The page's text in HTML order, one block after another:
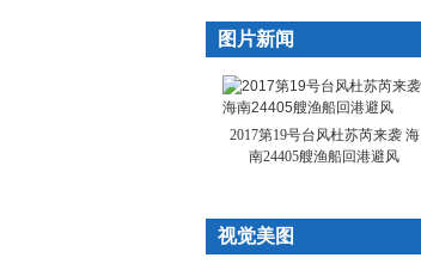
图片新闻
2017第19号台风杜苏芮来袭 海
南24405艘渔船回港避风
视觉美图